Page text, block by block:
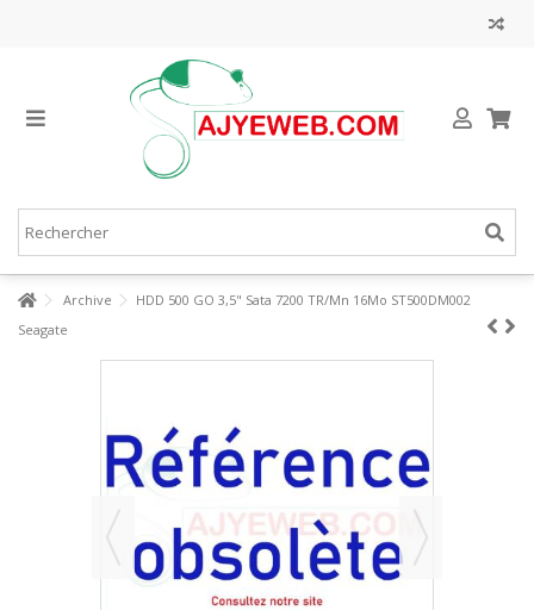
Archive
HDD 500 GO 3,5" Sata 7200 TR/Mn 16Mo ST500DM002
Seagate